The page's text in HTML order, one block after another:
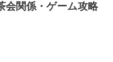
会関係・ゲーム攻略